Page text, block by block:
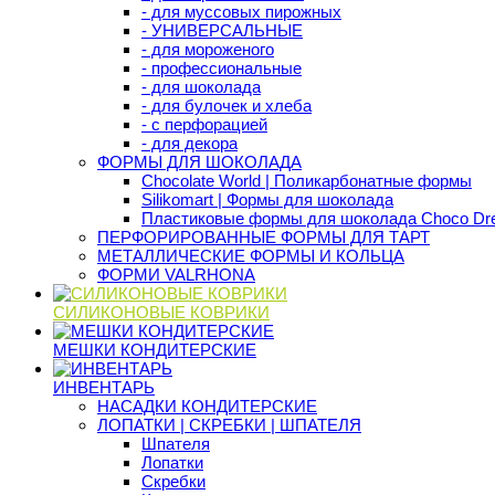
- для муссовых пирожных
- УНИВЕРСАЛЬНЫЕ
- для мороженого
- профессиональные
- для шоколада
- для булочек и хлеба
- с перфорацией
- для декора
ФОРМЫ ДЛЯ ШОКОЛАДА
Chocolate World | Поликарбонатные формы
Silikomart | Формы для шоколада
Пластиковые формы для шоколада Choco
ПЕРФОРИРОВАННЫЕ ФОРМЫ ДЛЯ ТАРТ
МЕТАЛЛИЧЕСКИЕ ФОРМЫ И КОЛЬЦА
ФОРМИ VALRHONA
СИЛИКОНОВЫЕ КОВРИКИ
МЕШКИ КОНДИТЕРСКИЕ
ИНВЕНТАРЬ
НАСАДКИ КОНДИТЕРСКИЕ
ЛОПАТКИ | СКРЕБКИ | ШПАТЕЛЯ
Шпателя
Лопатки
Скребки